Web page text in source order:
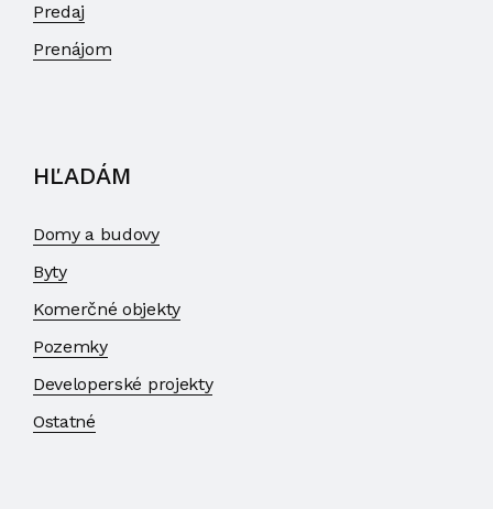
Predaj
Prenájom
HĽADÁM
Domy a budovy
Byty
Komerčné objekty
Pozemky
Developerské projekty
Ostatné